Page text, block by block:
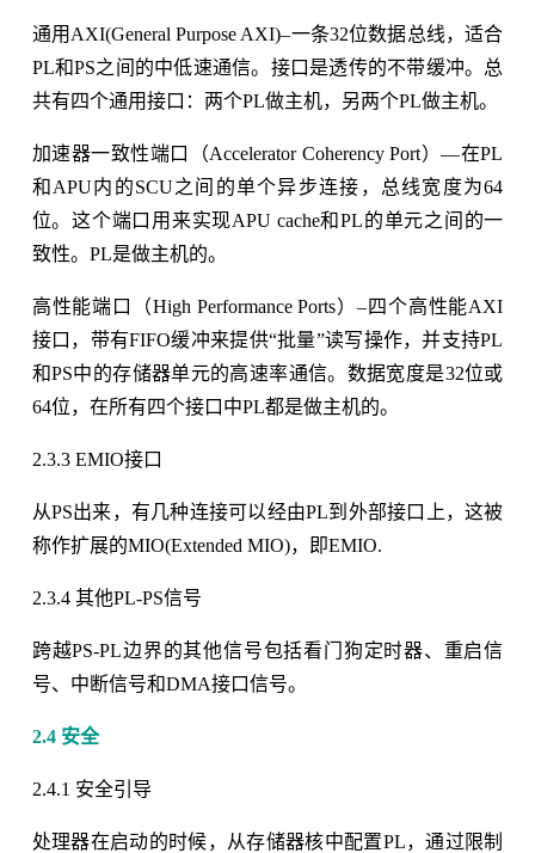
通用AXI(General Purpose AXI)–一条32位数据总线，适合
PL和PS之间的中低速通信。接口是透传的不带缓冲。总
共有四个通用接口：两个PL做主机，另两个PL做主机。
加速器一致性端口（Accelerator Coherency Port）—在PL
和APU内的SCU之间的单个异步连接，总线宽度为64
位。这个端口用来实现APU cache和PL的单元之间的一
致性。PL是做主机的。
高性能端口（High Performance Ports）–四个高性能AXI
接口，带有FIFO缓冲来提供“批量”读写操作，并支持PL
和PS中的存储器单元的高速率通信。数据宽度是32位或
64位，在所有四个接口中PL都是做主机的。
2.3.3 EMIO接口
从PS出来，有几种连接可以经由PL到外部接口上，这被
称作扩展的MIO(Extended MIO)，即EMIO.
2.3.4 其他PL-PS信号
跨越PS-PL边界的其他信号包括看门狗定时器、重启信
号、中断信号和DMA接口信号。
2.4 安全
2.4.1 安全引导
处理器在启动的时候，从存储器核中配置PL，通过限制